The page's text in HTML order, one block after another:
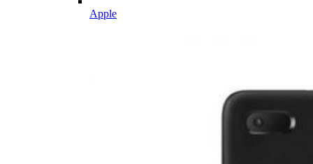
Apple